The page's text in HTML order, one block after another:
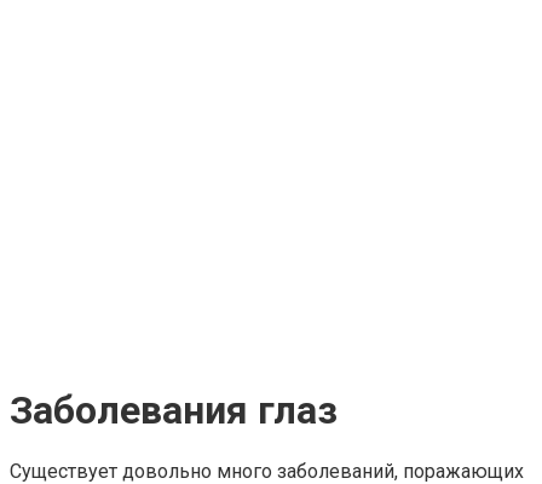
Заболевания глаз
Существует довольно много заболеваний, поражающих